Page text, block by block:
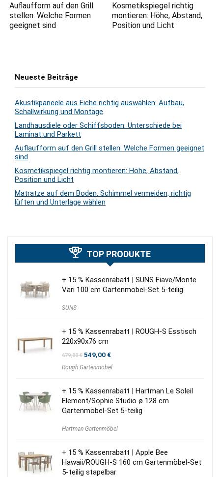
Auflaufform auf den Grill
stellen: Welche Formen
geeignet sind
Kosmetikspiegel richtig
montieren: Höhe, Abstand,
Position und Licht
Neueste Beiträge
Akustikpaneele aus Eiche richtig auswählen: Aufbau,
Schallwirkung und Montage
Landhausdiele oder Schiffsboden: Unterschiede bei
Laminat und Parkett
Auflaufform auf den Grill stellen: Welche Formen geeignet
sind
Kosmetikspiegel richtig montieren: Höhe, Abstand,
Position und Licht
Matratze auf dem Boden: Schimmel vermeiden, richtig
lüften und Unterlage wählen
TOP PRODUKTE
+ 15 % Kassenrabatt | SUNS Fiave/Monte
Vari 100 cm Gartenmöbel-Set 5-teilig
SUNS
+ 15 % Kassenrabatt | ROUGH-S Esstisch
220x90x76 cm
679,00€ Ursprünglicher
war:
549,00€Aktueller
ist:
Rough Gartenmöbel
+ 15 % Kassenrabatt | Hartman Le Soleil
Element/Sophie Studio ø 128 cm
Gartenmöbel-Set 5-teilig
Hartman Gartenmöbel
+ 15 % Kassenrabatt | Apple Bee
Hawaii/ROUGH-S 160 cm Gartenmöbel-Set
5-teilig stapelbar